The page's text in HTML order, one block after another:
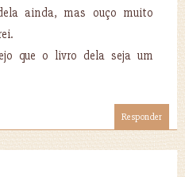
ainda, mas ouço muito
que o livro dela seja um
Responder